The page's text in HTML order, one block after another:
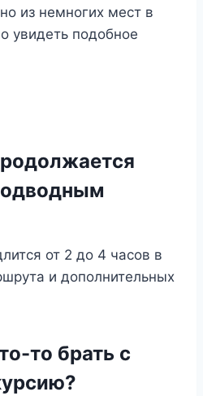
из немногих мест в
увидеть подобное
от 2 до 4 часов в
и дополнительных
то брать с